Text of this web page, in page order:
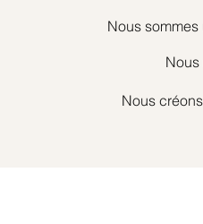
Nous
Nous
Nous